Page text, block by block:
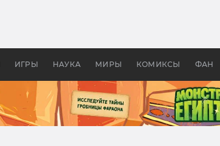
ИГРЫ НАУКА МИРЫ КОМИКСЫ ФАН
апокалипсис, в России —